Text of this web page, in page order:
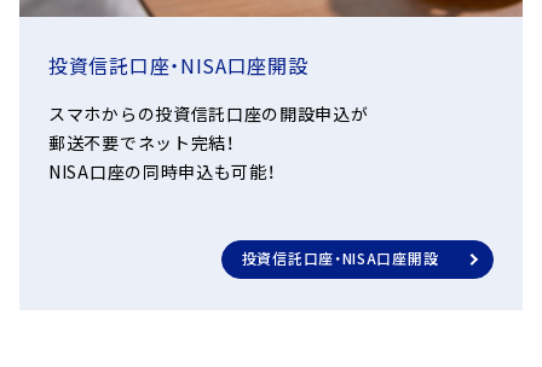
為替変動リスク
本ファンドの実質的な主要投資対象は外貨建資産であり、一般
に為替変動リスクを伴います。本ファンドの株式部分について
は原則として為替ヘッジを行いませんので、為替変動の影響を
象ファンドにおいて為替ヘッジを行い為替変動リスクの低減を
図りますが、投資対象資産および投資対象資産から生じる収益
申込不可日
アイルランド証券取引所の休業
またはニューヨーク証券取引所の
1月31日）
信託財産留保額 なし
投資者が信託財産で間接的に負担する費用
投資信託口座・NISA口座開設
スマホからの投資信託口座の開設申込が
郵送不要でネット完結！
NISA口座の同時申込も可能！
投資信託口座・NISA口座開設